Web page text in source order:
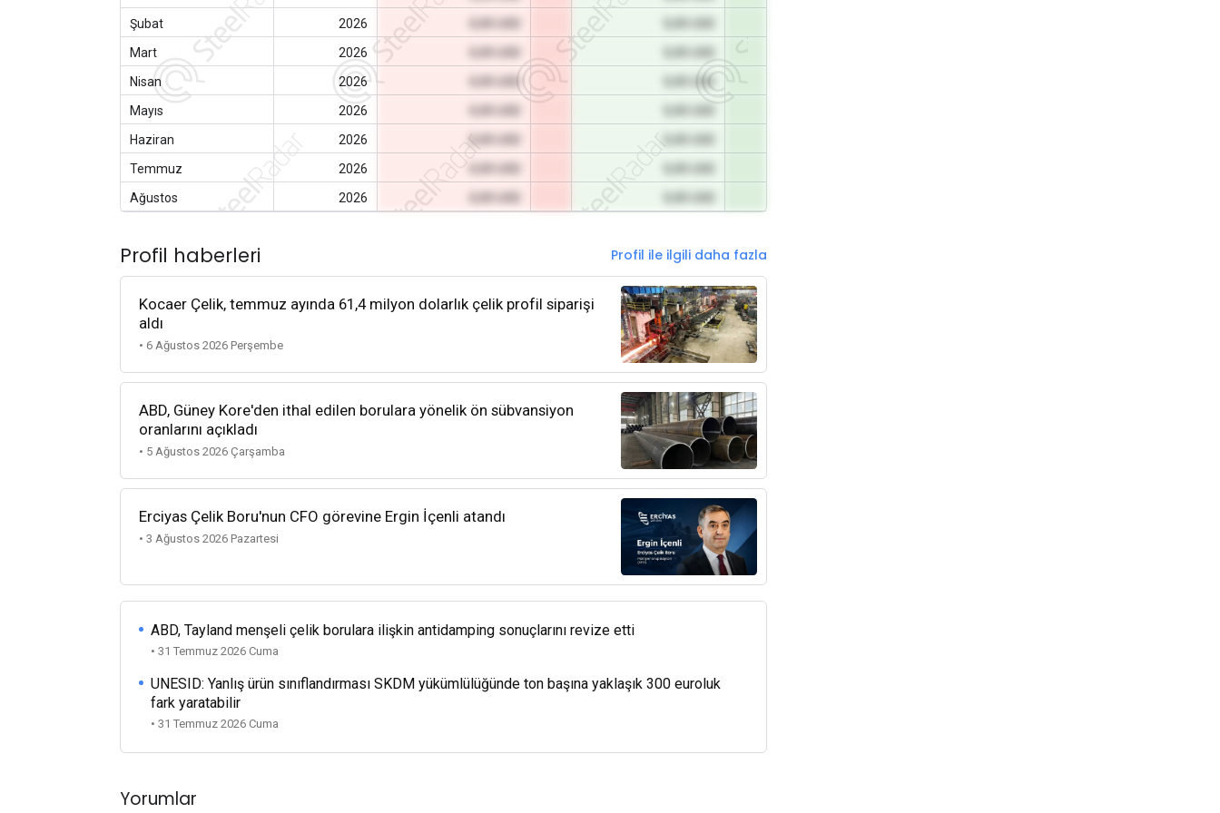
Şubat
2026
Mart
2026
Nisan
2026
0,00 USD
Mayıs
2026
Haziran
2026 0,00 USD
Temmuz
2026
Ağustos
2026
Profil haberleri Profil ile ilgili daha fazla
Kocaer Çelik, temmuz ayında 61,4 milyon dolarlık çelik profil siparişi
aldı
• 6 Ağustos 2026 Perşembe
ABD, Güney Kore'den ithal edilen borulara yönelik ön sübvansiyon
oranlarını açıkladı
• 5 Ağustos 2026 Çarşamba
Erciyas Çelik Boru'nun CFO görevine Ergin İçenli atandı
• 3 Ağustos 2026 Pazartesi
ABD, Tayland menşeli çelik borulara ilişkin antidamping sonuçlarını revize etti
• 31 Temmuz 2026 Cuma
UNESID: Yanlış ürün sınıflandırması SKDM yükümlülüğünde ton başına yaklaşık 300 euroluk
fark yaratabilir
• 31 Temmuz 2026 Cuma
Yorumlar